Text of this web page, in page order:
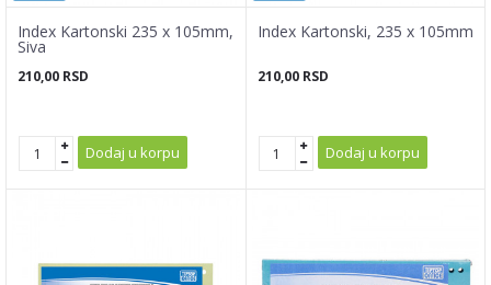
Index Kartonski 235 x 105mm,
Siva
210,00 RSD
Dodaj u korpu
Index Kartonski, 235 x 105mm
210,00 RSD
Dodaj u korpu